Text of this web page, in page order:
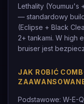
Lethality (Youmuu's
— standardowy
(Eclipse + Black
2+ tankami. W high
bruiser jest
JAK ROBIĆ
Podstawowe: W-E-